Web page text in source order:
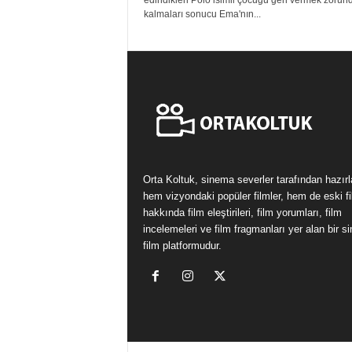
kalmaları sonucu Ema'nın...
Orta Koltuk, sinema severler tarafından
hem vizyondaki popüler filmler, hem de eski
hakkında film eleştirileri, film yorumları, film
incelemeleri ve film fragmanları yer alan bir
film platformudur.